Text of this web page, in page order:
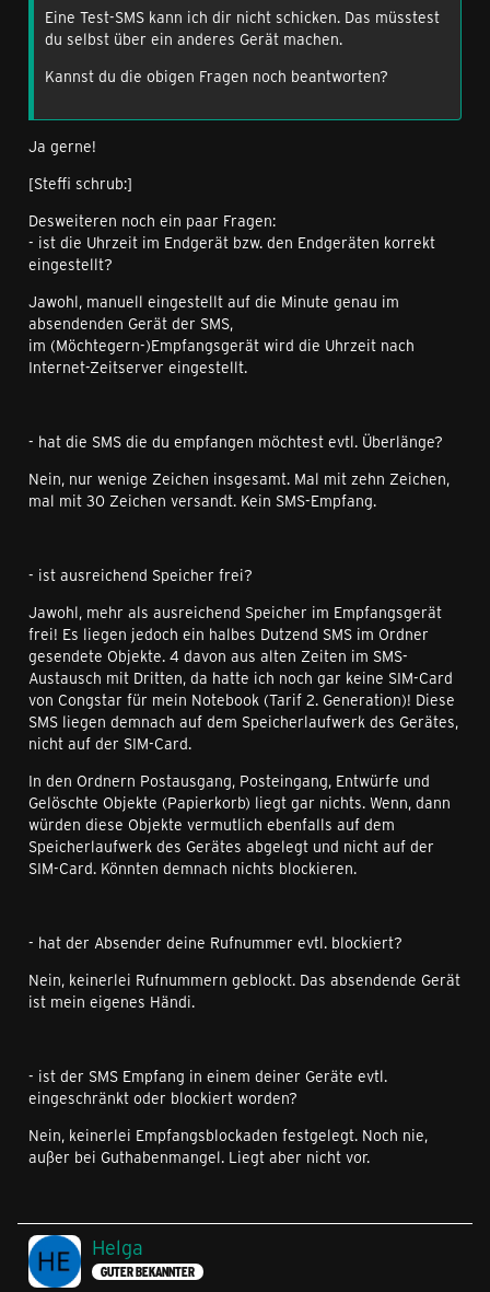
Eine Test-SMS kann ich dir nicht schicken. Das müsstest
du selbst über ein anderes Gerät machen.
Kannst du die obigen Fragen noch beantworten?
Ja gerne!
[Steffi schrub:]
Desweiteren noch ein paar Fragen:
- ist die Uhrzeit im Endgerät bzw. den Endgeräten korrekt
eingestellt?
Jawohl, manuell eingestellt auf die Minute genau im
absendenden Gerät der SMS,
im (Möchtegern-)Empfangsgerät wird die Uhrzeit nach
Internet-Zeitserver eingestellt.
- hat die SMS die du empfangen möchtest evtl. Überlänge?
Nein, nur wenige Zeichen insgesamt. Mal mit zehn Zeichen,
mal mit 30 Zeichen versandt. Kein SMS-Empfang.
- ist ausreichend Speicher frei?
Jawohl, mehr als ausreichend Speicher im Empfangsgerät
frei! Es liegen jedoch ein halbes Dutzend SMS im Ordner
gesendete Objekte. 4 davon aus alten Zeiten im SMS-
Austausch mit Dritten, da hatte ich noch gar keine SIM-Card
von Congstar für mein Notebook (Tarif 2. Generation)! Diese
SMS liegen demnach auf dem Speicherlaufwerk des Gerätes,
nicht auf der SIM-Card.
In den Ordnern Postausgang, Posteingang, Entwürfe und
Gelöschte Objekte (Papierkorb) liegt gar nichts. Wenn, dann
würden diese Objekte vermutlich ebenfalls auf dem
Speicherlaufwerk des Gerätes abgelegt und nicht auf der
SIM-Card. Könnten demnach nichts blockieren.
- hat der Absender deine Rufnummer evtl. blockiert?
Nein, keinerlei Rufnummern geblockt. Das absendende Gerät
ist mein eigenes Händi.
- ist der SMS Empfang in einem deiner Geräte evtl.
eingeschränkt oder blockiert worden?
Nein, keinerlei Empfangsblockaden festgelegt. Noch nie,
außer bei Guthabenmangel. Liegt aber nicht vor.
Helga
GUTER BEKANNTER